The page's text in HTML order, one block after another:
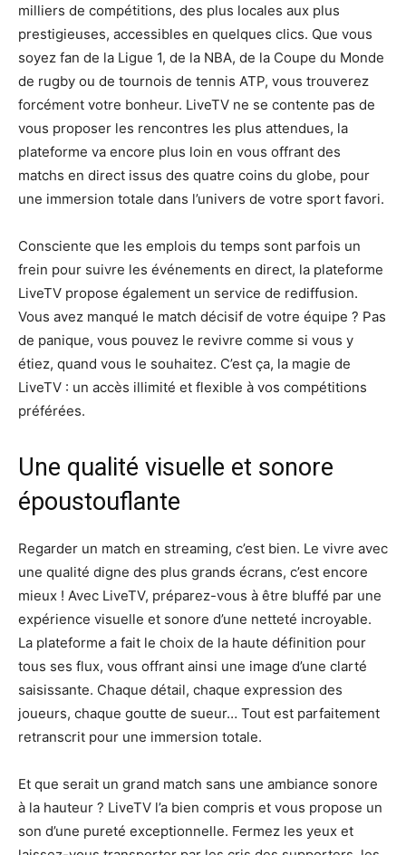
milliers de compétitions, des plus locales aux plus
prestigieuses, accessibles en quelques clics. Que vous
soyez fan de la Ligue 1, de la NBA, de la Coupe du Monde
de rugby ou de tournois de tennis ATP, vous trouverez
forcément votre bonheur. LiveTV ne se contente pas de
vous proposer les rencontres les plus attendues, la
plateforme va encore plus loin en vous offrant des
matchs en direct issus des quatre coins du globe, pour
une immersion totale dans l’univers de votre sport favori.
Consciente que les emplois du temps sont parfois un
frein pour suivre les événements en direct, la plateforme
LiveTV propose également un service de rediffusion.
Vous avez manqué le match décisif de votre équipe ? Pas
de panique, vous pouvez le revivre comme si vous y
étiez, quand vous le souhaitez. C’est ça, la magie de
LiveTV : un accès illimité et flexible à vos compétitions
préférées.
Une qualité visuelle et sonore
époustouflante
Regarder un match en streaming, c’est bien. Le vivre avec
une qualité digne des plus grands écrans, c’est encore
mieux ! Avec LiveTV, préparez-vous à être bluffé par une
expérience visuelle et sonore d’une netteté incroyable.
La plateforme a fait le choix de la haute définition pour
tous ses flux, vous offrant ainsi une image d’une clarté
saisissante. Chaque détail, chaque expression des
joueurs, chaque goutte de sueur… Tout est parfaitement
retranscrit pour une immersion totale.
Et que serait un grand match sans une ambiance sonore
à la hauteur ? LiveTV l’a bien compris et vous propose un
son d’une pureté exceptionnelle. Fermez les yeux et